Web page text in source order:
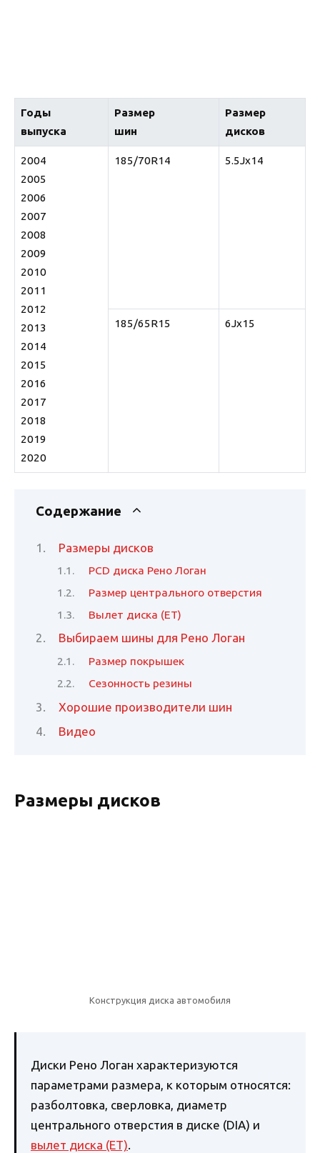
Годы
выпуска
Размер
шин
Размер
диcков
2004
2005
2006
2007
2008
2009
2010
2011
2012
2013
2014
2015
2016
2017
2018
2019
2020
185/70R14 5.5Jx14
185/65R15 6Jx15
Содержание
Размеры дисков
PCD диска Рено Логан
Размер центрального отверстия
Вылет диска (ET)
Выбираем шины для Рено Логан
Размер покрышек
Сезонность резины
Хорошие производители шин
Видео
Размеры дисков
Конструкция диска автомобиля
Диски Рено Логан характеризуются
параметрами размера, к которым относятся:
разболтовка, сверловка, диаметр
центрального отверстия в диске (DIA) и
вылет диска (ET).